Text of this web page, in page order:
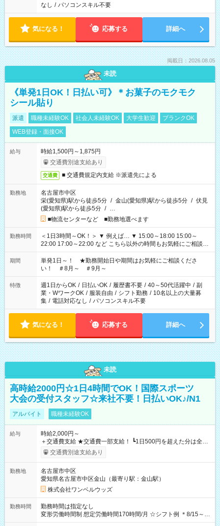
なし / パソコンスキル不要
気になる！ 応募する 詳細へ
掲載日：2026.08.05
未読
《単発1日OK！日払い可》＊お菓子のモクモク
シール貼り
派遣 職種未経験OK 社会人未経験OK 大学生歓迎
ブランクOK
WEB登録・面接OK
給与
時給1,500円～1,875円
交通費別途支給あり
交通費 ■ 交通費規定内支給 ※派遣先による
勤務地
名古屋市中区
栄(愛知県)駅から徒歩5分 / 金山(愛知県)駅から徒歩5分 / 伏見
(愛知県)駅から徒歩5分 / …
■物流センターなど ■勤務地選べます
勤務時間
＜1日3時間～OK！＞ ▼ 例えば… ▼ 15:00～18:00 15:00～
22:00 17:00～22:00 など こちら以外の時間もお気軽にご相談く
ださい！
期間
単発1日～！ ★勤務開始日や期間はお気軽にご相談くださ
い！ ＃8月～ ＃9月～
特徴 週1日からOK / 日払いOK / 履歴書不要 / 40～50代活躍中 / 副
業・WワークOK / 服装自由 / シフト勤務 / 10名以上の大量募
集 / 電話対応なし / パソコンスキル不要
気になる！ 応募する 詳細へ
未読
高時給2000円☆1日4時間でOK！国際スポーツ
大会の受付スタッフ☆来社不要！日払いOK♪/N1
アルバイト 職種未経験OK
給与
時給2,000円～
＋交通費支給 ★交通費一部支給！ ┗1日500円を超えた分は全額
支給！ ※往復500円以内の方は自己負担となります ★日払い
OK！（規定あり） ┗働いたその日に現金GET♪ お仕事後はコン
期間なし
交通費別途支給あり
勤務地
名古屋市中区
愛知県名古屋市中区金山（最寄り駅：金山駅）
株式会社ワンベルウッズ
勤務時間
勤務時間は指定なし
変形労働時間制 想定労働時間170時間/月 ☆シフト例 ＊8/15～
10/26 全日共通 08：00～12：00 17：00～21：00 ＊8/31